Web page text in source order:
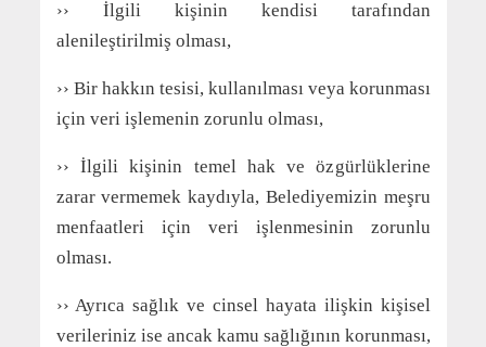
›› İlgili kişinin kendisi tarafından
alenileştirilmiş olması,
›› Bir hakkın tesisi, kullanılması veya korunması
için veri işlemenin zorunlu olması,
›› İlgili kişinin temel hak ve özgürlüklerine
zarar vermemek kaydıyla, Belediyemizin meşru
menfaatleri için veri işlenmesinin zorunlu
olması.
›› Ayrıca sağlık ve cinsel hayata ilişkin kişisel
verileriniz ise ancak kamu sağlığının korunması,